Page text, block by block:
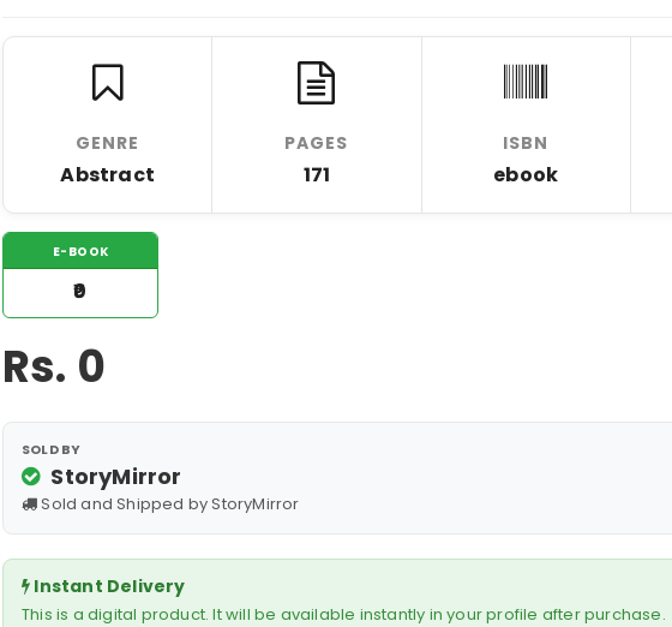
GENRE
Abstract
PAGES
171
ISBN
ebook
E-BOOK
₹0
Rs. 0
SOLD BY
StoryMirror
Sold and Shipped by StoryMirror
Instant Delivery
This is a digital product. It will be available instantly in your profile after purchase.